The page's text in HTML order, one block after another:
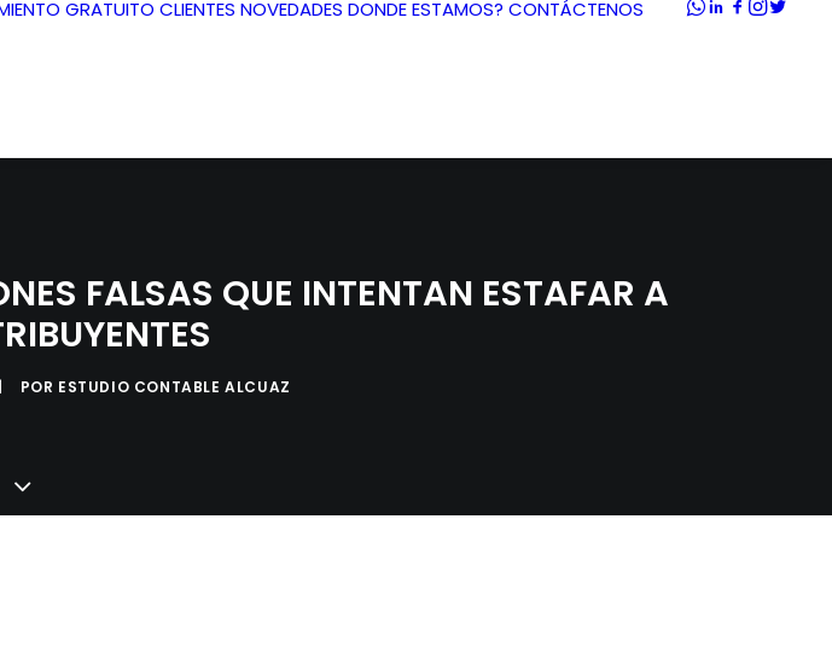
GRATUITO CLIENTES NOVEDADES DONDE ESTAMOS? CONTÁCTENOS
FALSAS QUE INTENTAN ESTAFAR A
| POR ESTUDIO CONTABLE ALCUAZ